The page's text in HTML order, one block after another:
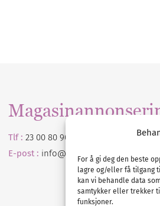
For å gi deg den beste
lagre og/eller få tilgang
kan vi behandle data
samtykker eller trekker
funksjoner.
Tlf : 23 00 80 90
E-post : info@ nordicbridalmedia